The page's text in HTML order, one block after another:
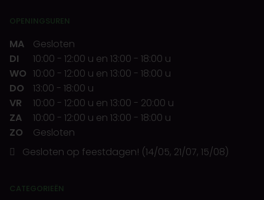
OPENINGSUREN
MA
Gesloten
DI
10:00 - 12:00 u en 13:00 - 18:00 u
WO 10:00 - 12:00 u en 13:00 - 18:00 u
DO
13:00 - 18:00 u
VR
10:00 - 12:00 u en 13:00 - 20:00 u
ZA
10:00 - 12:00 u en 13:00 - 18:00 u
ZO
Gesloten
Gesloten op feestdagen! (14/05, 21/07, 15/08)
CATEGORIEËN